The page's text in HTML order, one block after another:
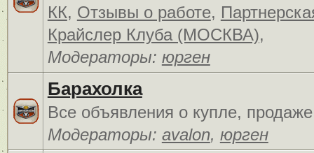
КК, Отзывы о работе,
Крайслер Клуба (МОСКВА),
Модераторы: юрген
Барахолка
Все объявления о купле,
Модераторы: avalon, юрген